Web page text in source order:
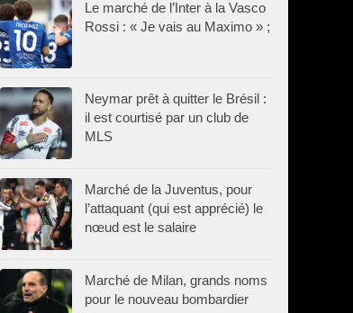
Le marché de l’Inter à la Vasco
Rossi : « Je vais au Maximo » ;
Neymar prêt à quitter le Brésil :
il est courtisé par un club de
MLS
Marché de la Juventus, pour
l’attaquant (qui est apprécié) le
nœud est le salaire
Marché de Milan, grands noms
pour le nouveau bombardier